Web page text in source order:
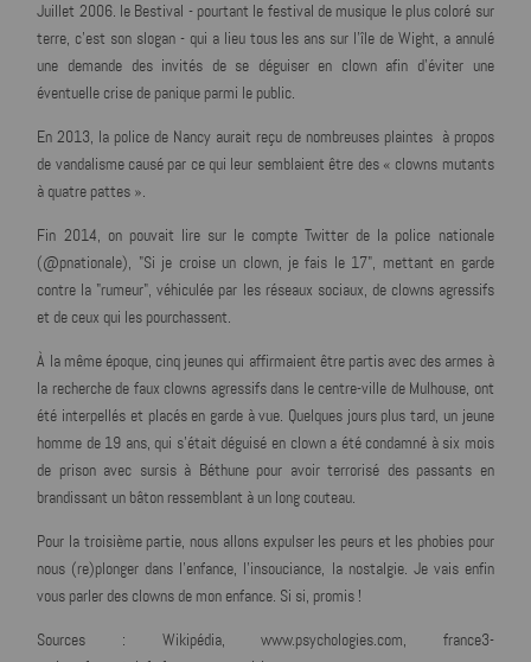
Juillet 2006. le Bestival - pourtant le festival de musique le plus coloré sur
terre, c'est son slogan - qui a lieu tous les ans sur l’île de Wight, a annulé
une demande des invités de se déguiser en clown afin d'éviter une
éventuelle crise de panique parmi le public.
En 2013, la police de Nancy aurait reçu de nombreuses plaintes à propos
de vandalisme causé par ce qui leur semblaient être des « clowns mutants
à quatre pattes ».
Fin 2014, on pouvait lire sur le compte Twitter de la police nationale
(@pnationale), "Si je croise un clown, je fais le 17", mettant en garde
contre la "rumeur", véhiculée par les réseaux sociaux, de clowns agressifs
et de ceux qui les pourchassent.
À la même époque, cinq jeunes qui affirmaient être partis avec des armes à
la recherche de faux clowns agressifs dans le centre-ville de Mulhouse, ont
été interpellés et placés en garde à vue. Quelques jours plus tard, un jeune
homme de 19 ans, qui s'était déguisé en clown a été condamné à six mois
de prison avec sursis à Béthune pour avoir terrorisé des passants en
brandissant un bâton ressemblant à un long couteau.
Pour la troisième partie, nous allons expulser les peurs et les phobies pour
nous (re)plonger dans l'enfance, l'insouciance, la nostalgie. Je vais enfin
vous parler des clowns de mon enfance. Si si, promis !
Sources : Wikipédia, www.psychologies.com, france3-